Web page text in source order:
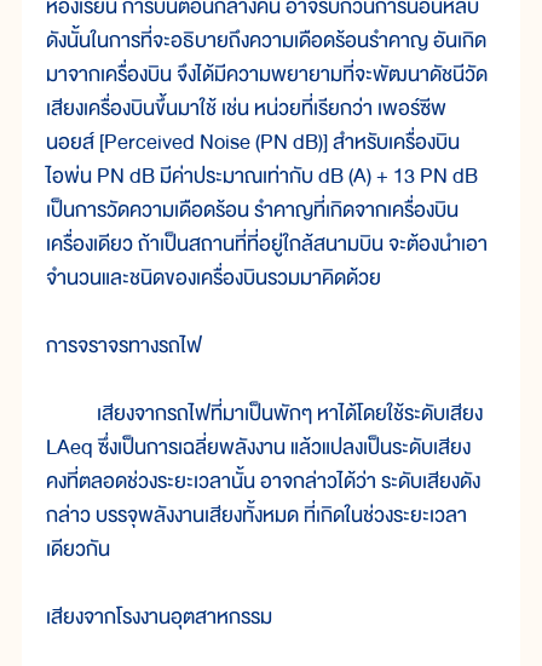
ห้องเรียน การบินตอนกลางคืน อาจรบกวนการนอนหลับ
ดังนั้นในการที่จะอธิบายถึงความเดือดร้อนรำคาญ อันเกิด
มาจากเครื่องบิน จึงได้มีความพยายามที่จะพัฒนาดัชนีวัด
เสียงเครื่องบินขึ้นมาใช้ เช่น หน่วยที่เรียกว่า เพอร์ซีพ
นอยส์ [Perceived Noise (PN dB)] สำหรับเครื่องบิน
ไอพ่น PN dB มีค่าประมาณเท่ากับ dB (A) + 13 PN dB
เป็นการวัดความเดือดร้อน รำคาญที่เกิดจากเครื่องบิน
เครื่องเดียว ถ้าเป็นสถานที่ที่อยู่ใกล้สนามบิน จะต้องนำเอา
จำนวนและชนิดของเครื่องบินรวมมาคิดด้วย
การจราจรทางรถไฟ
เสียงจากรถไฟที่มาเป็นพักๆ หาได้โดยใช้ระดับเสียง
LAeq ซึ่งเป็นการเฉลี่ยพลังงาน แล้วแปลงเป็นระดับเสียง
คงที่ตลอดช่วงระยะเวลานั้น อาจกล่าวได้ว่า ระดับเสียงดัง
กล่าว บรรจุพลังงานเสียงทั้งหมด ที่เกิดในช่วงระยะเวลา
เดียวกัน
เสียงจากโรงงานอุตสาหกรรม